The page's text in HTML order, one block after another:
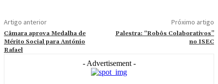
Artigo anterior
Câmara aprova Medalha de
Mérito Social para António
Rafael
Próximo artigo
Palestra: “Robôs Colaborativos”
no ISEC
- Advertisement -